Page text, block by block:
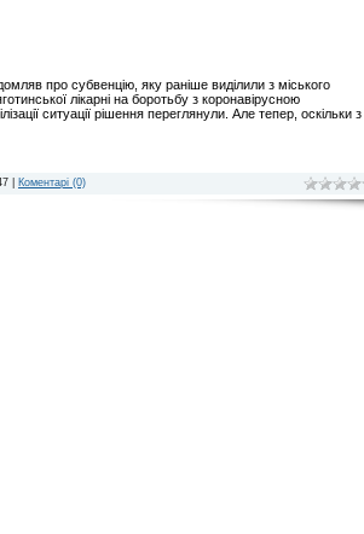
про субвенцію, яку раніше виділили з міського
лікарні на боротьбу з коронавірусною
ситуації рішення переглянули. Але тепер, оскільки з
| Коментарі (0)